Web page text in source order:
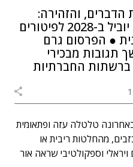
והזהירה:
אימוץ הבינה המלאכותית יוביל ב-2028 לפיטורים
● הפרסום גרם
תגובות מבכירי
החברתיות
טלטלה עזה ופתאומית
מהחלטות ריבית או
וספקולטיבי שראה אור